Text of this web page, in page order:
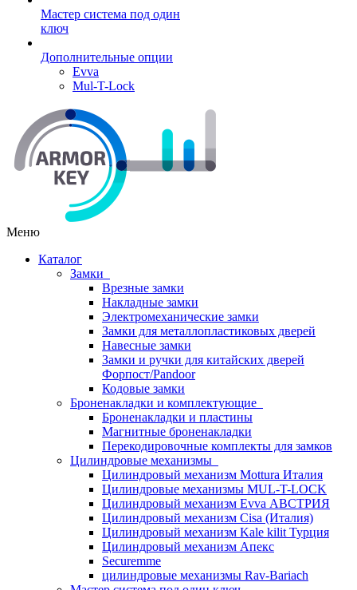
Мастер система под один
ключ
Дополнительные опции
Evva
Mul-T-Lock
Меню
Каталог
Замки
Врезные замки
Накладные замки
Электромеханические замки
Замки для металлопластиковых дверей
Навесные замки
Замки и ручки для китайских дверей
Форпост/Раndoor
Кодовые замки
Броненакладки и комплектующие
Броненакладки и пластины
Магнитные броненакладки
Перекодировочные комплекты для замков
Цилиндровые механизмы
Цилиндровый механизм Mottura Италия
Цилиндровые механизмы MUL-T-LOCK
Цилиндровый механизм Evva АВСТРИЯ
Цилиндровый механизм Cisa (Италия)
Цилиндровый механизм Kale kilit Турция
Цилиндровый механизм Апекс
Securemme
цилиндровые механизмы Rav-Bariach